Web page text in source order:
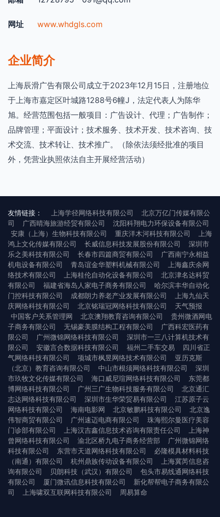
网址 www.whdgls.com
企业简介
上海辰滑广告有限公司成立于2023年12月15日，注册地位
于上海市嘉定区叶城路1288号6幢J，法定代表人为陈华
旭。经营范围包括一般项目：广告设计、代理；广告制作；
品牌管理；平面设计；技术服务、技术开发、技术咨询、技
术交流、技术转让、技术推广。（除依法须经批准的项目
外，凭营业执照依法自主开展经营活动）
友情链接： 上海学径网络科技有限公司
北京万亿门传媒有限公
司
广西晴海旅游经贸有限公司
沈阳科翔电力环保设备有限公司
安康（上海）生物科技有限公司
重庆洋木河科技有限公司
上海
鸿上文化传媒有限公司
长威信息科技发展股份有限公司
深圳市
乐之美科技有限公司
长春市四篇商贸有限公司
广西南宁永相益
机电设备有限公司
青岛谊金华塑料机械有限公司
上海鑫庆余网
络技术有限公司
上海桂伦自动化设备有限公司
北京津名达科贸
有限公司
福建省海岛人家电子商务有限公司
哈尔滨丰华自动化
门控科技有限公司
成都朗力养老产业发展有限公司
上海九仙天
庆网络科技有限公司
北京铭瑞冠网络科技有限公司
天气预报
中国客户关系管理网
北京澳翔教育咨询有限公司
贵州微酒网电
子商务有限公司
无锡豪美膜结构工程有限公司
广西科宏医药有
限公司
广州微锦网络科技有限公司
深圳市一三八计算机技术有
限公司
安徽言合数据科技有限公司 福州二手车交易
四川省正
气网络科技有限公司
项城市枫昱网络技术有限公司
亚历克斯
（北京）教育咨询有限公司
中山市根须网络科技有限公司
深圳
市玖牧文化传媒有限公司
海口威尼瑄网络科技有限公司
东莞都
博网络科技有限公司
广州三广生物科技服务有限公司
北京通汇
志达网络科技有限公司
深圳市生华荣贸易有限公司
江苏原子云
网络科技有限公司
海南电影网 北京敏鹏科技有限公司
北京逸
伟智商贸有限公司
广州速迈电商有限公司
珠海熙尔曼医疗美容
门诊部有限公司
上海汉吉鑫信息技术咨询有限责任公司
上海神
曾网络科技有限公司
渝北区桥九电子商务经营部
广州微锦网络
科技有限公司
东营市天道网络科技有限公司
必隆模具材料科技
（南通）有限公司
杭州鼎族传动设备有限公司
上海冀芮信息咨
询有限公司
贝朗科技（武汉）有限公司
包头市易线通网络科技
有限公司
厦门微讯信息科技有限公司
新化帮帮电子商务有限公
司
上海啸双互联网科技有限公司 周易算命